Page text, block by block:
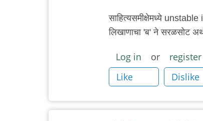
साहित्यसमीक्षेमध्ये
लिखाणाचा 'ब' ने सरळसोट
Log in or register
Like
Dislike